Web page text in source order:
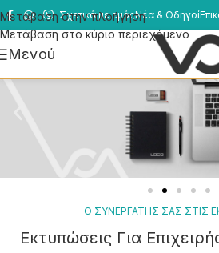
Μετάβαση στην πλοήγηση
Μετάβαση στο κύριο περιεχόμενο
Σχετικά με εμάςΝέα & Οδηγοί
Μενού
Ο ΣΥΝΕΡΓΑΤΗΣ ΣΑΣ ΣΤΙΣ
Εκτυπώσεις Για